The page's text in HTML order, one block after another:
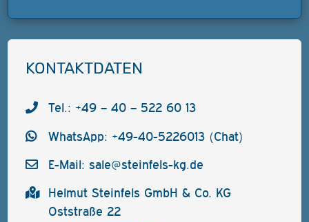
KONTAKTDATEN
Tel.: +49 – 40 – 522 60 13
WhatsApp: +49-40-5226013 (Chat)
E-Mail: sale@steinfels-kg.de
Helmut Steinfels GmbH & Co. KG
Oststraße 22